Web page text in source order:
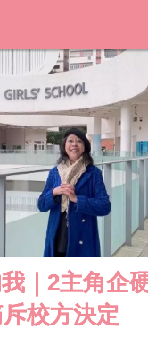
｜2主角企
校方決定